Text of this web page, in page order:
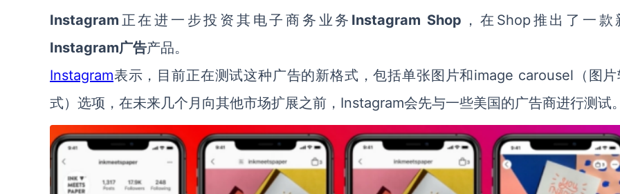
Instagram 正在进一步投资其电子商务业务 Instagram Shop ，在Shop推出了一款
Instagram广告产品。
Instagram表示，目前正在测试这种广告的新格式，包括单张图片和image carousel（图
式）选项，在未来几个月向其他市场扩展之前，Instagram会先与一些美国的广告商进行测试